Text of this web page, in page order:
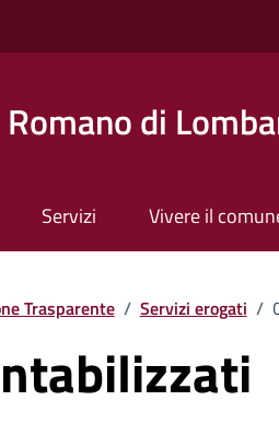
di
Servizi Vivere il
Trasparente / Servizi erogati /